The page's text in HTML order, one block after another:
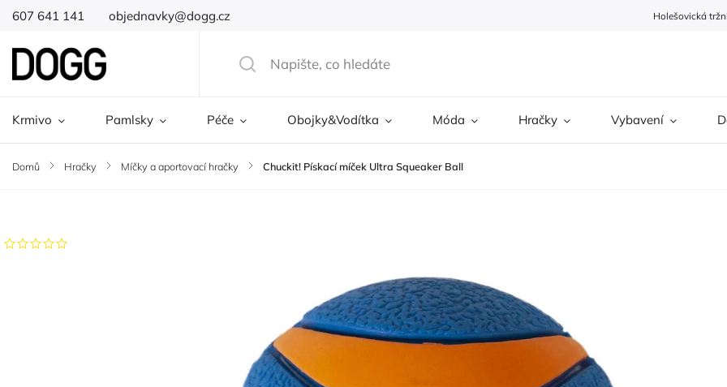
607 641 141 objednavky@dogg.cz Holešovická
Krmivo Pamlsky Péče Obojky&Vodítka Móda Hračky Vybavení
Domů / Hračky / Míčky a aportovací hračky / Chuckit! Pískací míček Ultra Squeaker Ball